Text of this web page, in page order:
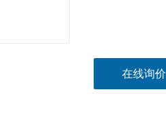
在线询价